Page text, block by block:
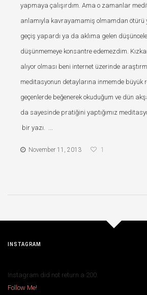
yapmaya çalışırdım. Ama o zamanlar
anlamıyla kavrayamamiş olmamdan ötürü
geçiş yapardı ya da aklıma gelen
düşünmemeye konsantre edemezdim.
alıyor olması beni internet üzerinde
meditasyonun detaylarına inmemde büyük
geçenlerde beğenerek okuduğum ve dün
da sayesinde pratiğini yaptığımız
bir yazı. ...
November 11, 2013 1
INSTAGRAM
Instagram did not return a 200.
Follow Me!